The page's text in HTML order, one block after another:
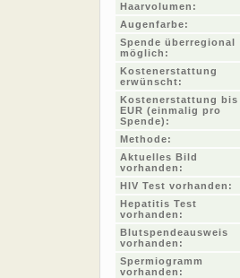
Haarvolumen:
Augenfarbe:
Spende überregional
möglich:
Kostenerstattung
erwünscht:
Kostenerstattung bis
EUR (einmalig pro
Spende):
Methode:
Aktuelles Bild
vorhanden:
HIV Test vorhanden:
Hepatitis Test
vorhanden:
Blutspendeausweis
vorhanden:
Spermiogramm
vorhanden: